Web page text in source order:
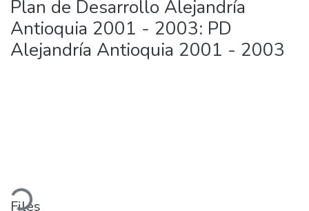
Plan de Desarrollo Alejandría
Antioquia 2001 - 2003: PD
Alejandría Antioquia 2001 - 2003
Files